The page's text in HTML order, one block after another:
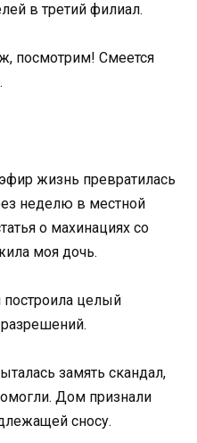
в третий филиал.
посмотрим! Смеется
жизнь превратилась
неделю в местной
о махинациях со
моя дочь.
построила целый
замять скандал,
Дом признали
сносу.